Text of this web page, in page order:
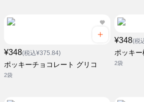
¥348(税込¥375.84)
ポッキーチョコレート グリコ
2袋
¥348(税
ポッキ
2袋